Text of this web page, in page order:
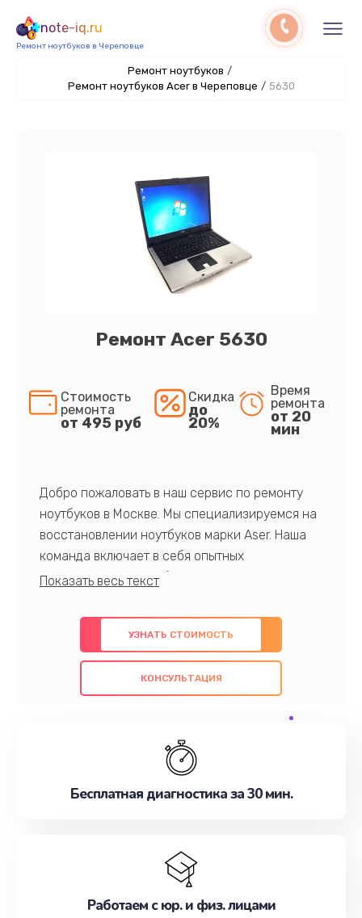
note-iq.ru
Ремонт ноутбуков в Череповце
Ремонт ноутбуков /
Ремонт ноутбуков Acer в Череповце / 5630
Ремонт Acer 5630
Стоимость
ремонта
от 495 руб
Скидка
до
20%
Время
ремонта
от 20
мин
Добро пожаловать в наш сервис по ремонту
ноутбуков в Москве. Мы специализируемся на
восстановлении ноутбуков марки Aser. Наша
команда включает в себя опытных
профессионалов с обширными знаниями и
предлагаем быстрый и качественный ремонт с
использованием оригинальных компонентов, а
также гарантируем качество всех
проведенных работ. Наша цель - предоставить
обслуживание, удовлетворяя их потребности
наилучшим образом. Не медлите записаться на
УЗНАТЬ СТОИМОСТЬ
КОНСУЛЬТАЦИЯ
Бесплатная диагностика за 30 мин.
Работаем с юр. и физ. лицами